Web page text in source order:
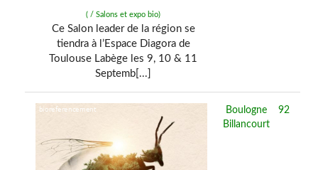
( / Salons et expo bio)
Ce Salon leader de la région se
tiendra à l’Espace Diagora de
Toulouse Labège les 9, 10 & 11
Septemb[...]
Boulogne
Billancourt
92